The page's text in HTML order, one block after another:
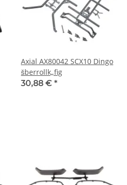
Axial AX80042 SCX10 Dingo
šberrollk„fig
30,88 € *